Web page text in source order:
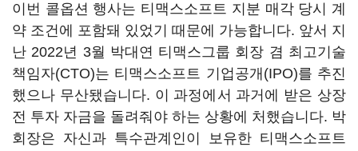
이번 콜옵션 행사는 티맥스소프트 지분 매각 당시 계
약 조건에 포함돼 있었기 때문에 가능합니다. 앞서 지
난 2022년 3월 박대연 티맥스그룹 회장 겸 최고기술
책임자(CTO)는 티맥스소프트 기업공개(IPO)를 추진
했으나 무산됐습니다. 이 과정에서 과거에 받은 상장
전 투자 자금을 돌려줘야 하는 상황에 처했습니다. 박
회장은 자신과 특수관계인이 보유한 티맥스소프트